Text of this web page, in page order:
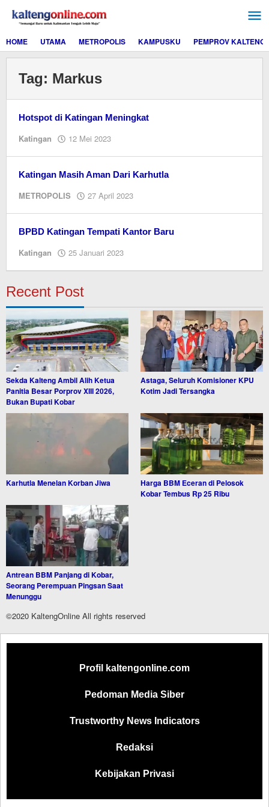
konten
HOME
UTAMA METROPOLIS KAMPUSKU PEMPROV KALTENG
Tag: Markus
Hotspot di Katingan Meningkat
Katingan 12 Mei 2023
Katingan Masih Aman Dari Karhutla
METROPOLIS 27 April 2023
BPBD Katingan Tempati Kantor Baru
Katingan 25 Januari 2023
Recent Post
Sekda Kalteng Ambil Alih Ketua
Panitia Besar Porprov XIII 2026,
Bukan Bupati Kobar
Astaga, Seluruh Komisioner KPU
Kotim Jadi Tersangka
Karhutla Menelan Korban Jiwa
Harga BBM Eceran di Pelosok
Kobar Tembus Rp 25 Ribu
Antrean BBM Panjang di Kobar,
Seorang Perempuan Pingsan Saat
Menunggu
©2020 KaltengOnline All rights reserved
Profil kaltengonline.com
Pedoman Media Siber
Trustworthy News Indicators
Redaksi
Kebijakan Privasi